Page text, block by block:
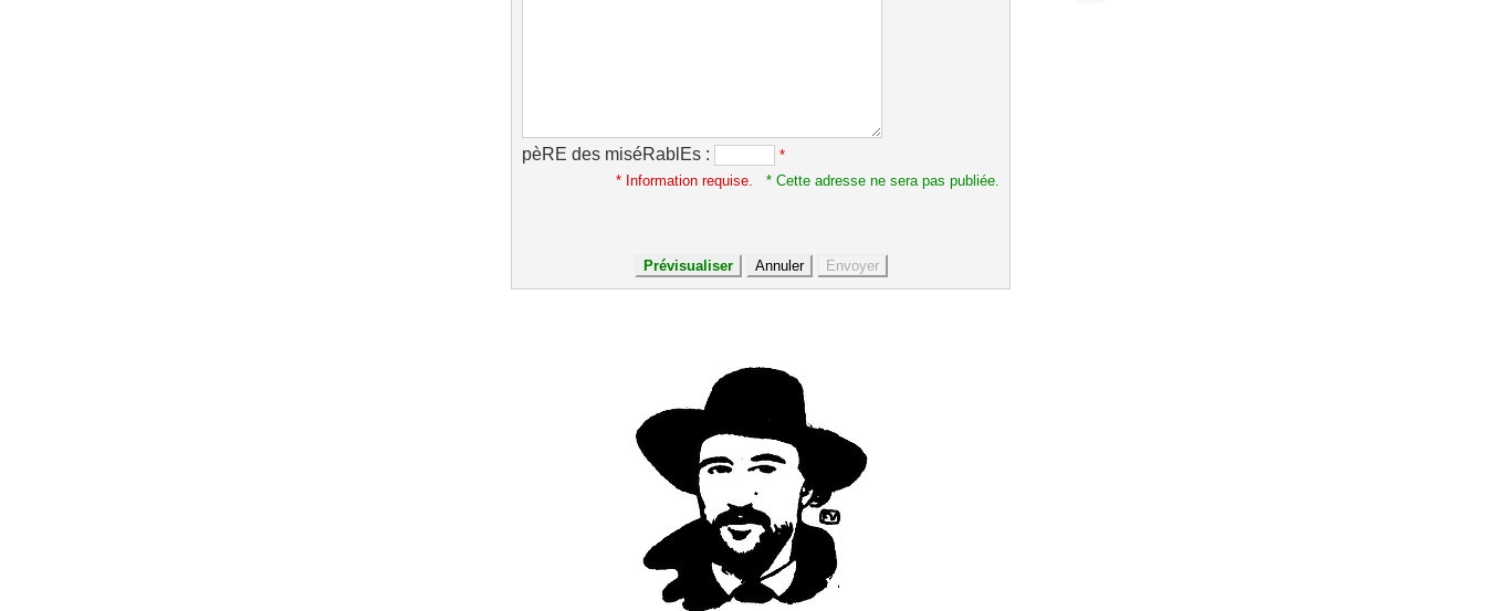
pèRE des miséRablEs :
*
* Information requise.
* Cette adresse ne sera pas publiée.